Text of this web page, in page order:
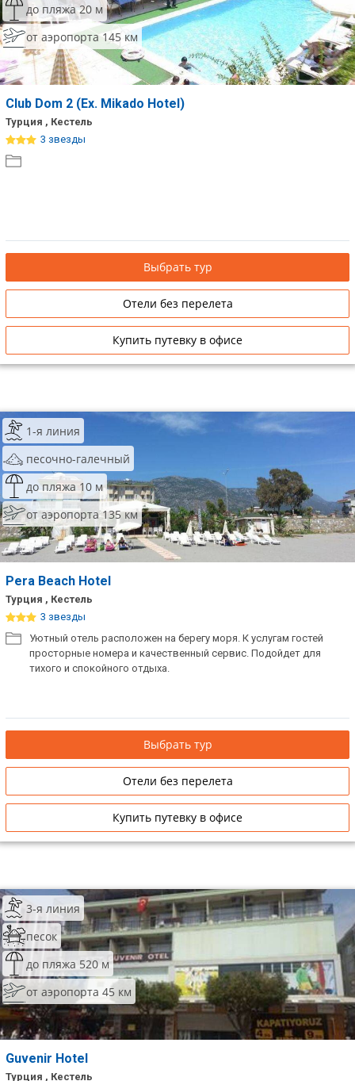
до пляжа 20 м
от аэропорта 145 км
Club Dom 2 (Ex. Mikado Hotel)
Турция , Кестель
3 звезды
Выбрать тур
Отели без перелета
Купить путевку в офисе
1-я линия
песочно-галечный
до пляжа 10 м
от аэропорта 135 км
Pera Beach Hotel
Турция , Кестель
3 звезды
Уютный отель расположен на берегу моря. К услугам гостей
просторные номера и качественный сервис. Подойдет для
тихого и спокойного отдыха.
Выбрать тур
Отели без перелета
Купить путевку в офисе
3-я линия
песок
до пляжа 520 м
от аэропорта 45 км
Guvenir Hotel
Турция , Кестель